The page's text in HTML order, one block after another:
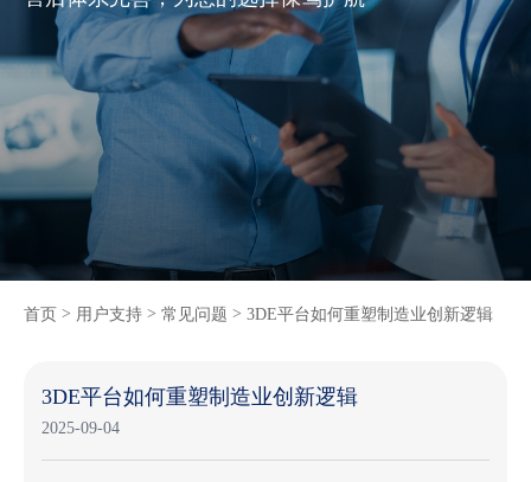
首页 > 用户支持 > 常见问题 > 3DE平台如何重塑制造业创新逻辑
3DE平台如何重塑制造业创新逻辑
2025-09-04